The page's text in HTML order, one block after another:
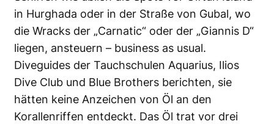
in Hurghada oder in der Straße von Gubal, wo
die Wracks der „Carnatic“ oder der „Giannis D“
liegen, ansteuern – business as usual.
Diveguides der Tauchschulen Aquarius, Ilios
Dive Club und Blue Brothers berichten, sie
hätten keine Anzeichen von Öl an den
Korallenriffen entdeckt. Das Öl trat vor drei